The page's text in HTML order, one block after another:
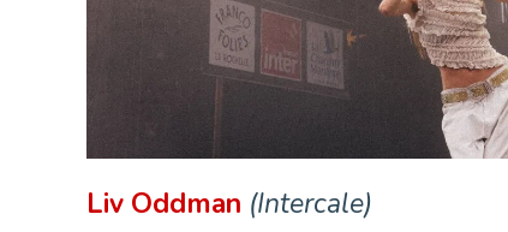
Liv Oddman (Intercale)